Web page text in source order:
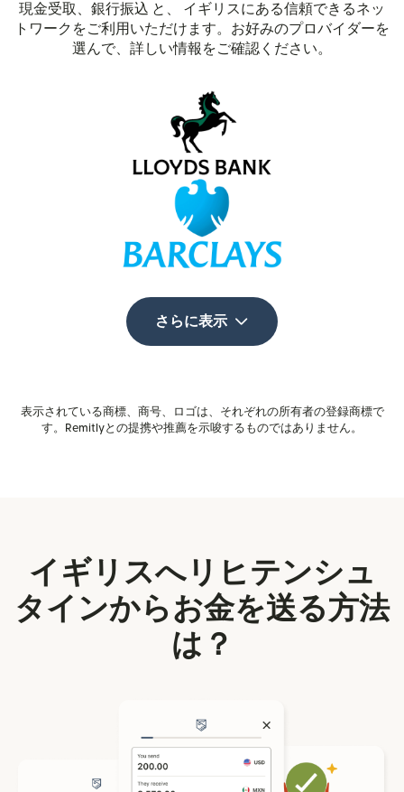
現金受取、銀行振込 と、 イギリスにある信頼できるネッ
トワークをご利用いただけます。お好みのプロバイダーを
選んで、詳しい情報をご確認ください。
さらに表示
表示されている商標、商号、ロゴは、それぞれの所有者の登録商標で
す。Remitlyとの提携や推薦を示唆するものではありません。
イギリスへリヒテンシュ
タインからお金を送る方法
は？